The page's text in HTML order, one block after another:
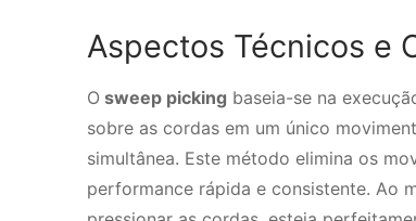
Aspectos Técnicos e
O sweep picking baseia-se na
sobre as cordas em um único
simultânea. Este método elimina os
performance rápida e consistente. Ao